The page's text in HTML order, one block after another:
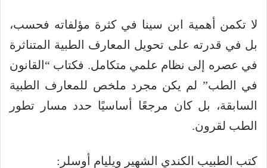
لا تكمن أهمية ابن سينا ​​في كثرة مؤلفاته فحسب،
بل في قدرته على تحويل المعارف الطبية المتناثرة
في عصره إلى نظام علمي متكامل. فكتاب “القانون
في الطب” لم يكن مجرد ملخص للمعارف الطبية
السابقة، بل كان مرجعًا أساسيًا حدد مسار تطور
الطب لقرون.
كتب الطبيب الكندي الشهير ويليام أوسلر: